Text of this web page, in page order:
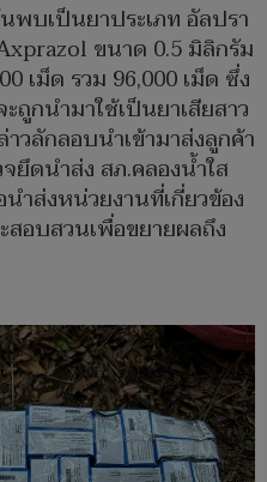
พบเป็นยาประเภท อัลปรา
ขนาด 0.5 มิลิกรัม
เม็ด รวม 96,000 เม็ด ซึ่ง
กนำมาใช้เป็นยาเสียสาว
วลักลอบนำเข้ามาส่งลูกค้า
ยึดนำส่ง สภ.คลองน้ำใส
ำส่งหน่วยงานที่เกี่ยวข้อง
สอบสวนเพื่อขยายผลถึง